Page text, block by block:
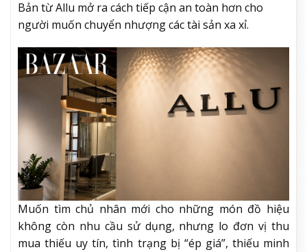
Bản từ Allu mở ra cách tiếp cận an toàn hơn cho
người muốn chuyển nhượng các tài sản xa xỉ.
Muốn tìm chủ nhân mới cho những món đồ hiệu
không còn nhu cầu sử dụng, nhưng lo đơn vị thu
mua thiếu uy tín, tình trạng bị “ép giá”, thiếu minh